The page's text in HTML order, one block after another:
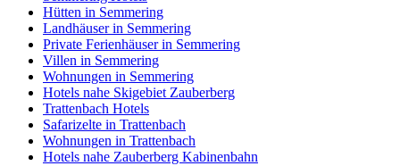
Hütten in Semmering
Landhäuser in Semmering
Private Ferienhäuser in Semmering
Villen in Semmering
Wohnungen in Semmering
Hotels nahe Skigebiet Zauberberg
Trattenbach Hotels
Safarizelte in Trattenbach
Wohnungen in Trattenbach
Hotels nahe Zauberberg Kabinenbahn